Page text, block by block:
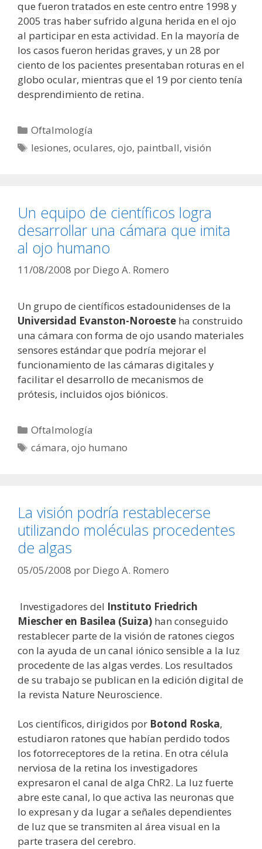
que fueron tratados en este centro entre 1998 y
2005 tras haber sufrido alguna herida en el ojo
al participar en esta actividad. En la mayoría de
los casos fueron heridas graves, y un 28 por
ciento de los pacientes presentaban roturas en el
globo ocular, mientras que el 19 por ciento tenía
desprendimiento de retina.
Categorías
Oftalmología
Etiquetas
lesiones,oculares,ojo, paintball,visión
Un equipo de científicos logra
desarrollar una cámara que imita
al ojo humano
11/08/2008 por Diego A. Romero
Un grupo de científicos estadounidenses de la
Universidad Evanston-Noroeste ha construido
una cámara con forma de ojo usando materiales
sensores estándar que podría mejorar el
funcionamiento de las cámaras digitales y
facilitar el desarrollo de mecanismos de
prótesis, incluidos ojos biónicos.
Categorías
Oftalmología
Etiquetas
cámara,ojo humano
La visión podría restablecerse
utilizando moléculas procedentes
de algas
05/05/2008 por Diego A. Romero
Investigadores del Instituto Friedrich
Miescher en Basilea (Suiza) han conseguido
restablecer parte de la visión de ratones ciegos
con la ayuda de un canal iónico sensible a la luz
procedente de las algas verdes. Los resultados
de su trabajo se publican en la edición digital de
la revista Nature Neuroscience.
Los científicos, dirigidos por Botond Roska,
estudiaron ratones que habían perdido todos
los fotorreceptores de la retina. En otra célula
nerviosa de la retina los investigadores
expresaron el canal de alga ChR2. La luz fuerte
abre este canal, lo que activa las neuronas que
lo expresan y da lugar a señales dependientes
de luz que se transmiten al área visual en la
parte trasera del cerebro.